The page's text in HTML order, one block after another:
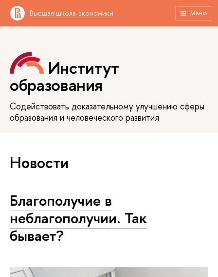
Высшая школа экономики Меню
Институт
образования
Содействовать доказательному улучшению сферы
образования и человеческого развития
Новости
Благополучие в
неблагополучии. Так
бывает?